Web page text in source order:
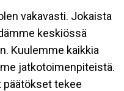
vakavasti. Jokaista
keskiössä
Kuulemme kaikkia
jatkotoimenpiteistä.
tekee